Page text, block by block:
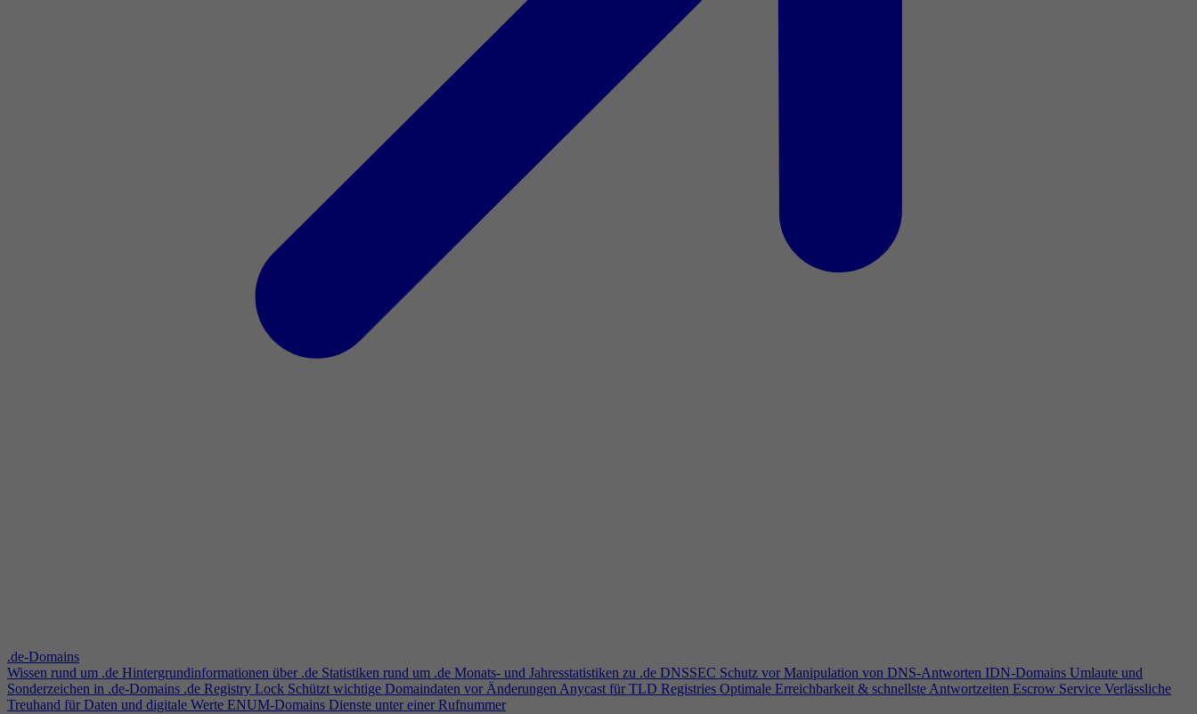
.de-Domains
Wissen rund um .de Hintergrundinformationen über .de Statistiken rund um .de Monats- und Jahresstatistiken zu .de DNSSEC Schutz vor Manipulation von DNS-Antworten IDN-Domains Umlaute und
Sonderzeichen in .de-Domains .de Registry Lock Schützt wichtige Domaindaten vor ÄnderungenAnycast für TLD Registries Optimale Erreichbarkeit & schnellste Antwortzeiten Escrow Service Verlässliche
Treuhand für Daten und digitale Werte ENUM-Domains Dienste unter einer Rufnummer